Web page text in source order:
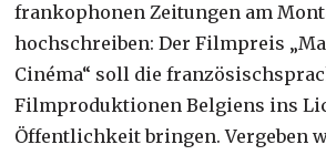
frankophonen Zeitungen am
hochschreiben: Der Filmpreis
Cinéma“ soll die
Filmproduktionen Belgiens ins
Öffentlichkeit bringen. Vergeben